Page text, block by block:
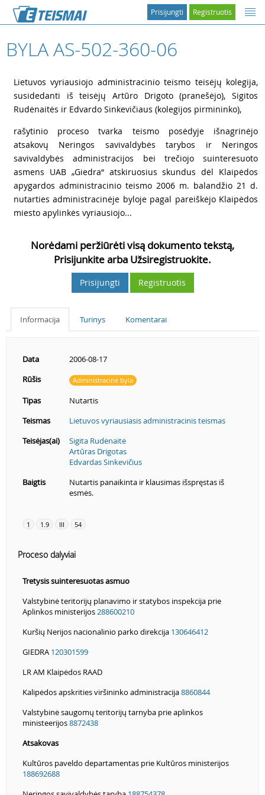
Registruotis
Prisijungti
BYLA AS-502-360-06
Lietuvos vyriausiojo administracinio teismo teisėjų kolegija,
susidedanti iš teisėjų Artūro Drigoto (pranešėjo), Sigitos
Rudėnaitės ir Edvardo Sinkevičiaus (kolegijos pirmininko),
rašytinio proceso tvarka teismo posėdyje išnagrinėjo
atsakovų Neringos savivaldybės tarybos ir Neringos
savivaldybės administracijos bei trečiojo suinteresuoto
asmens UAB „Giedra“ atskiruosius skundus dėl Klaipėdos
apygardos administracinio teismo 2006 m. balandžio 21 d.
nutarties administracinėje byloje pagal pareiškėjo Klaipėdos
miesto apylinkės vyriausiojo...
Norėdami peržiūrėti visą dokumento tekstą,
Prisijunkite arba Užsiregistruokite.
Prisijungti Registruotis
Informacija Turinys Komentarai
Data
2006-08-17
Rūšis
Administracinė byla
Tipas
Nutartis
Teismas
Lietuvos vyriausiasis administracinis teismas
Teisėjas(ai)
Sigita Rudėnaitė
Artūras Drigotas
Edvardas Sinkevičius
Baigtis
Nutartis panaikinta ir klausimas išspręstas iš
esmės.
1 1.9 III 54
Proceso dalyviai
Tretysis suinteresuotas asmuo
Valstybinė teritorijų planavimo ir statybos inspekcija prie
Aplinkos ministerijos 288600210
Kuršių Nerijos nacionalinio parko direkcija 130646412
GIEDRA 120301599
LR AM Klaipėdos RAAD
Kalipėdos apskrities viršininko administracija8860844
Valstybinė saugomų teritorijų tarnyba prie aplinkos
ministeerijos8872438
Atsakovas
Kultūros paveldo departamentas prie Kultūros ministerijos
188692688